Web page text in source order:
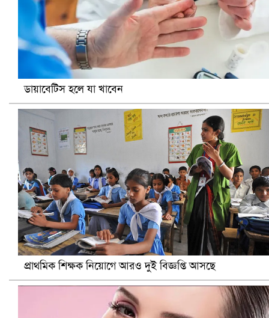
আ.লীগ ও জাপার ৯ নেতা কারাগারে
ভারতে ভয়াবহ সড়ক দুর্ঘটনা, নিহত ১৫
ডায়াবেটিস হলে যা খাবেন
প্রাথমিক শিক্ষক নিয়োগে আরও দুই বিজ্ঞপ্তি আসছে